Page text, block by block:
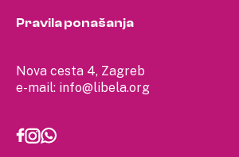
Nova cesta 4, Zagreb
e-mail: info@libela.org
Pravila ponašanja